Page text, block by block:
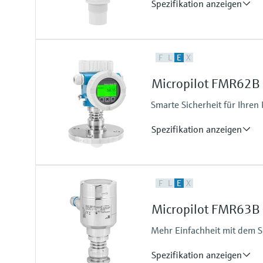
Spezifikation anzeigen
Genauigkeit
Prozesstemperatur
-40 … +200 °C
Prozessdruck / max.
F L E X
Micropilot FMR62B
Smarte Sicherheit für Ihren
Spezifikation anzeigen
Genauigkeit
Prozesstemperatur
-196 … +450 °C
Prozessdruck / max.
F L E X
Micropilot FMR63B
Mehr Einfachheit mit dem
Spezifikation anzeigen